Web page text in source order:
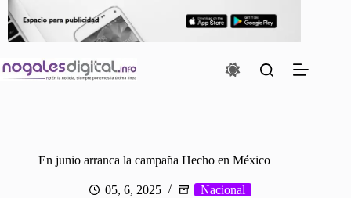
contenido
En junio arranca la campaña Hecho en México
05, 6, 2025 Nacional